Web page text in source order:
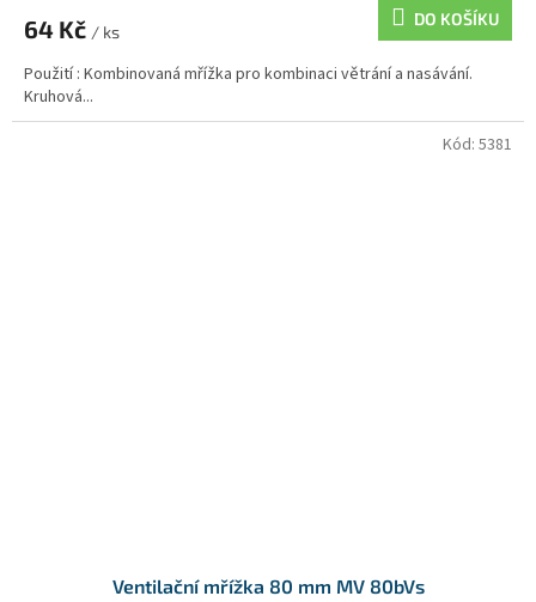
64 Kč / ks
DO KOŠÍKU
Použití : Kombinovaná mřížka pro kombinaci větrání a nasávání.
Kruhová...
Ventilační mřížka 80 mm MV 80bVs
Kód: 5381